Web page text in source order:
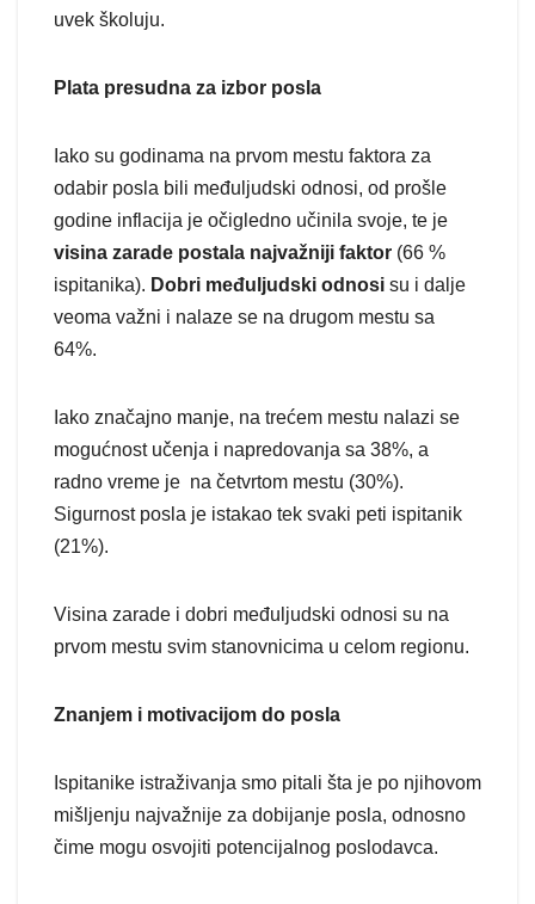
uvek školuju.
Plata presudna za izbor posla
Iako su godinama na prvom mestu faktora za
odabir posla bili međuljudski odnosi, od prošle
godine inflacija je očigledno učinila svoje, te je
visina zarade postala najvažniji faktor (66 %
ispitanika). Dobri međuljudski odnosi su i dalje
veoma važni i nalaze se na drugom mestu sa
64%.
Iako značajno manje, na trećem mestu nalazi se
mogućnost učenja i napredovanja sa 38%, a
radno vreme je na četvrtom mestu (30%).
Sigurnost posla je istakao tek svaki peti ispitanik
(21%).
Visina zarade i dobri međuljudski odnosi su na
prvom mestu svim stanovnicima u celom regionu.
Znanjem i motivacijom do posla
Ispitanike istraživanja smo pitali šta je po njihovom
mišljenju najvažnije za dobijanje posla, odnosno
čime mogu osvojiti potencijalnog poslodavca.